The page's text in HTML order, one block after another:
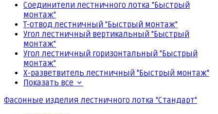
Соединители лестничного лотка "Быстрый
монтаж"
Т-отвод лестничный "Быстрый монтаж"
Угол лестничный вертикальный "Быстрый
монтаж"
Угол лестничный горизонтальный "Быстрый
монтаж"
Х-разветвитель лестничный "Быстрый монтаж"
Показать все
Фасонные изделия лестничного лотка "Стандарт"